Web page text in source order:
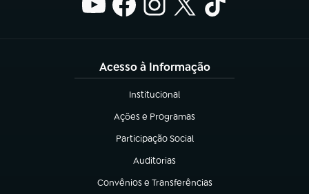
Acesso à Informação
Institucional
(abre em nova aba)
Ações e Programas
(abre em nova aba)
Participação Social
(abre em nova aba)
Auditorias
(abre em nova aba)
Convênios e Transferências
(abre em nova aba)